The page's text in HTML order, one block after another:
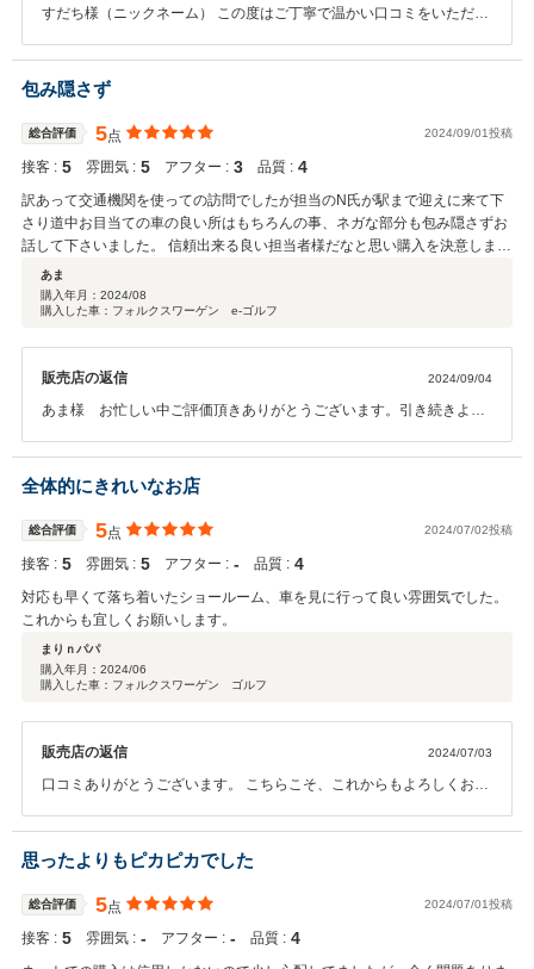
敵なショップです。また機会がありましたら、ぜひよろしくお願いします！
すだち様（ニックネーム） この度はご丁寧で温かい口コミをいただ
お選びいただきましたこと、心より感謝申し上げます。 初めてのネッ
トでのご購入とのことでご不安もあったかと思いますが、安心してお
取引いただけたとのお言葉を頂戴し、大変嬉しく思っております。 納
車当日は遠方よりご家族皆さまでお越しいただき、誠にありがとうご
ざいました。 今後のメンテナンスにつきましても、ご不明な点やお困
りごとがございましたら、いつでもお気軽にご相談ください。 「次も
ここで買いたい」とのお言葉は、私どもにとって何よりの励みです。
これからもより良いお店づくりに努めてまいります。 また機会がござ
いましたら、ぜひよろしくお願いいたします。 フォルクスワーゲン ゴ
思い出づくりでたくさん活躍してくれることを願っております。 この
度は本当にありがとうございました。
包み隠さず
総合評価 5点 2024/09/01投稿
接客 : 5 雰囲気 : 5 アフター : 3 品質 : 4
訳あって交通機関を使っての訪問でしたが担当のN氏が駅まで迎えに来て下
さり道中お目当ての車の良い所はもちろんの事、ネガな部分も包み隠さずお
話して下さいました。 信頼出来る良い担当者様だなと思い購入を決意しまし
た。ありがとうございました。
あま
購入年月： 2024/08
購入した車：フォルクスワーゲン e-ゴルフ
販売店の返信 2024/09/04
あま様 お忙しい中ご評価頂きありがとうございます。引き続きよろ
全体的にきれいなお店
総合評価 5点 2024/07/02投稿
接客 : 5 雰囲気 : 5 アフター : ‐ 品質 : 4
対応も早くて落ち着いたショールーム、車を見に行って良い雰囲気でした。
これからも宜しくお願いします。
まりｎパパ
購入年月： 2024/06
購入した車：フォルクスワーゲン ゴルフ
販売店の返信 2024/07/03
口コミありがとうございます。 こちらこそ、これからもよろしくお願
思ったよりもピカピカでした
総合評価 5点 2024/07/01投稿
接客 : 5 雰囲気 : ‐ アフター : ‐ 品質 : 4